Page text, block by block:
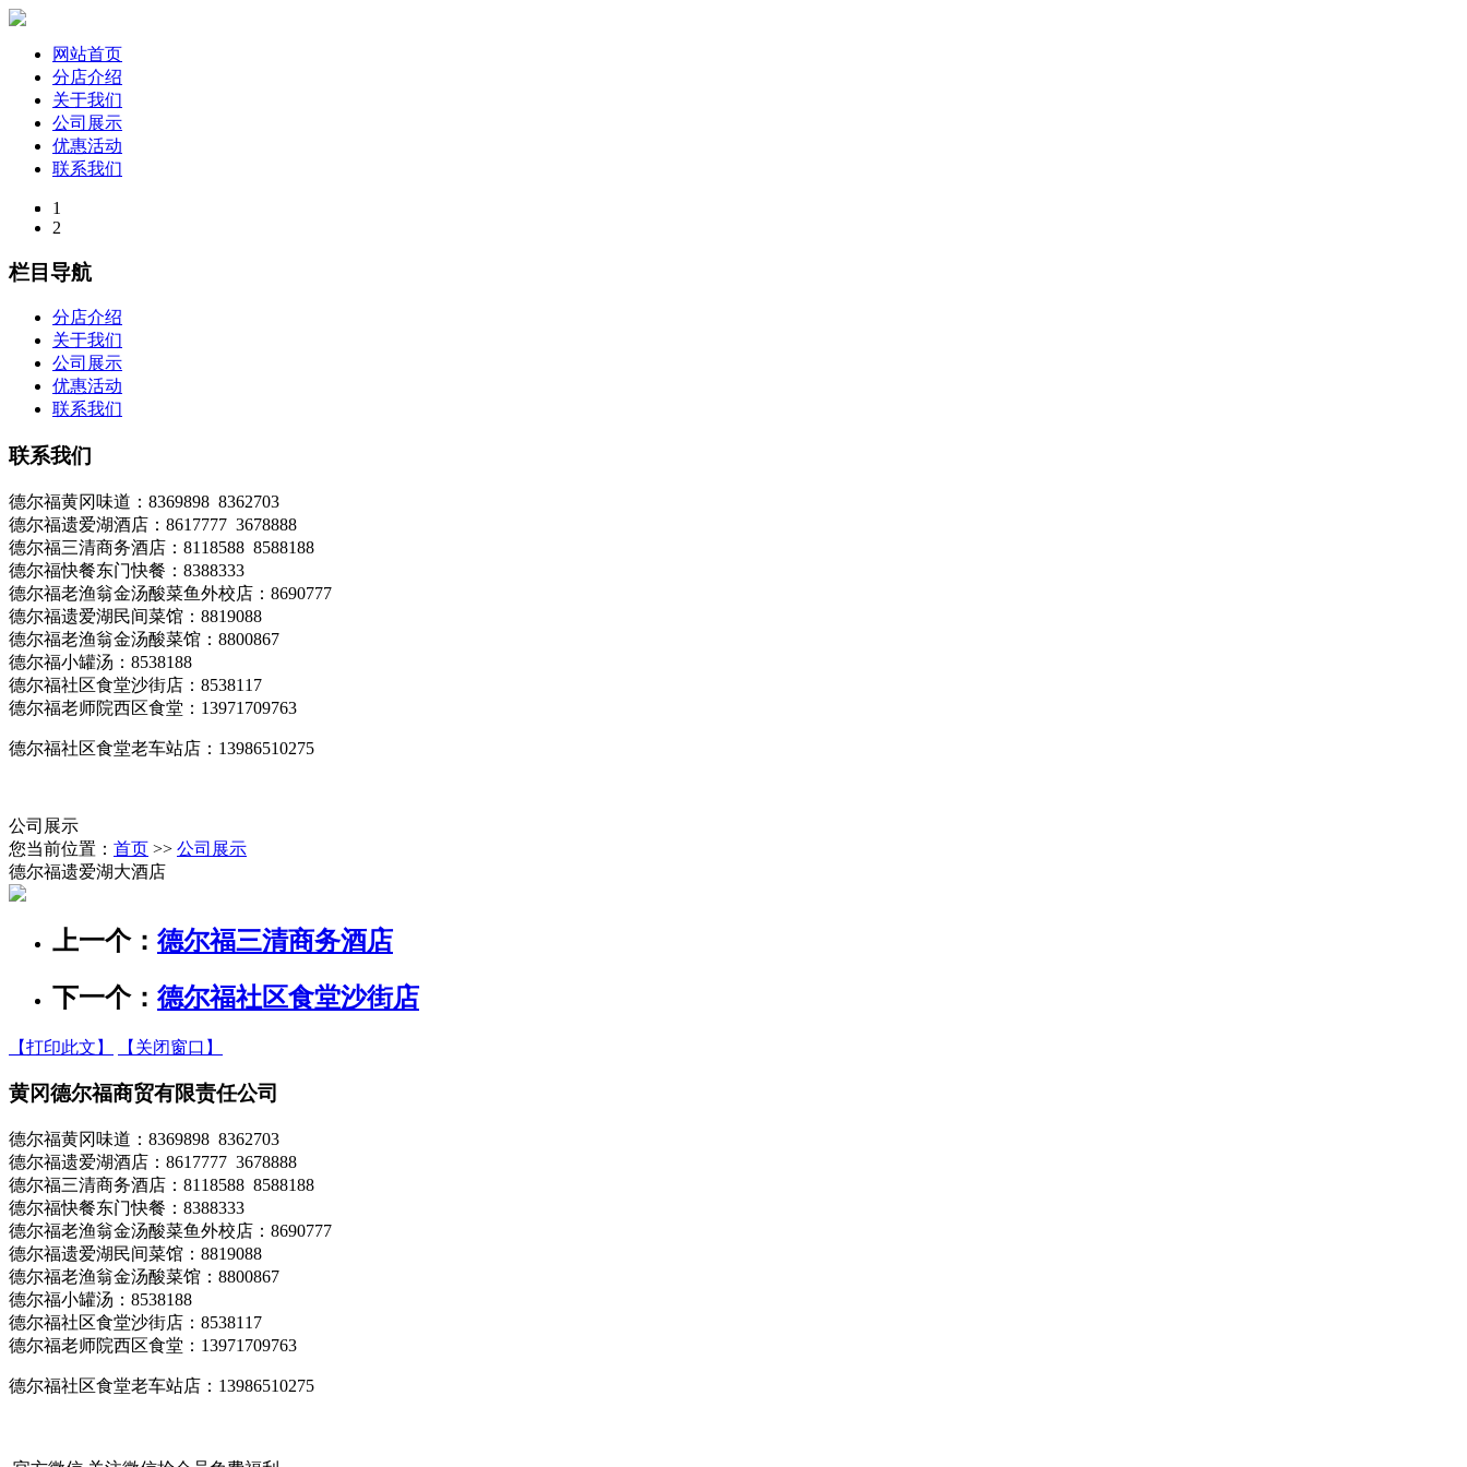
网站首页
分店介绍
关于我们
公司展示
优惠活动
联系我们
1
2
栏目导航
分店介绍
关于我们
公司展示
优惠活动
联系我们
联系我们
德尔福黄冈味道：8369898 8362703
德尔福遗爱湖酒店：8617777 3678888
德尔福三清商务酒店：8118588 8588188
德尔福快餐东门快餐：8388333
德尔福老渔翁金汤酸菜鱼外校店：8690777
德尔福遗爱湖民间菜馆：8819088
德尔福老渔翁金汤酸菜馆：8800867
德尔福小罐汤：8538188
德尔福社区食堂沙街店：8538117
德尔福老师院西区食堂：13971709763
德尔福社区食堂老车站店：13986510275
公司展示
您当前位置： 首页 >> 公司展示
德尔福遗爱湖大酒店
上一个： 德尔福三清商务酒店
下一个： 德尔福社区食堂沙街店
【打印此文】 【关闭窗口】
黄冈德尔福商贸有限责任公司
德尔福黄冈味道：8369898 8362703
德尔福遗爱湖酒店：8617777 3678888
德尔福三清商务酒店：8118588 8588188
德尔福快餐东门快餐：8388333
德尔福老渔翁金汤酸菜鱼外校店：8690777
德尔福遗爱湖民间菜馆：8819088
德尔福老渔翁金汤酸菜馆：8800867
德尔福小罐汤：8538188
德尔福社区食堂沙街店：8538117
德尔福老师院西区食堂：13971709763
德尔福社区食堂老车站店：13986510275